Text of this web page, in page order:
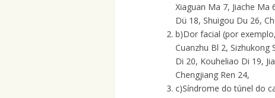
Xiaguan Ma 7, Jiache
Dü 18, Shuigou Du 26,
b)Dor facial (por
Cuanzhu Bl 2, Sizhukong
Di 20, Kouheliao Di 19,
Chengjiang Ren 24,
c)Síndrome do túnel do